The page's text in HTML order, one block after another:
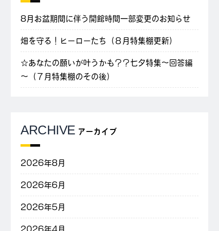
8月お盆期間に伴う開館時間一部変更のお知らせ
畑を守る！ヒーローたち（８月特集棚更新）
☆あなたの願いが叶うかも？？七夕特集～回答編
～（７月特集棚のその後）
ARCHIVE アーカイブ
2026年8月
2026年6月
2026年5月
2026年4月